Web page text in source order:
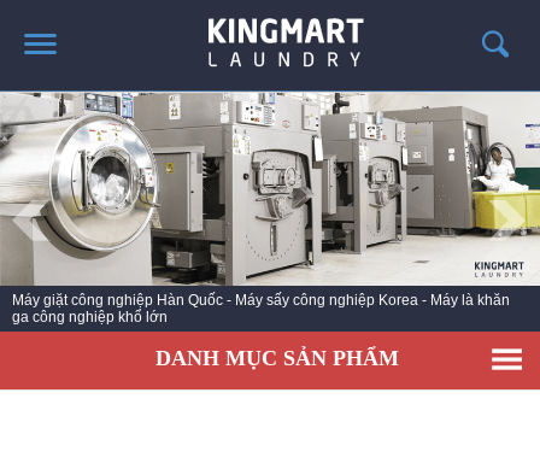
TRANG CHỦ
GIỚI THIỆU
SẢN PHẨM
TIN TỨC GIẶT LÀ
CÔNG TRÌNH TRIỂN KHAI
LIÊN HỆ
Máy giặt công nghiệp Hàn Quốc - Máy sấy công nghiệp Korea - Máy là khăn
ga công nghiệp khổ lớn
DANH MỤC SẢN PHẨM